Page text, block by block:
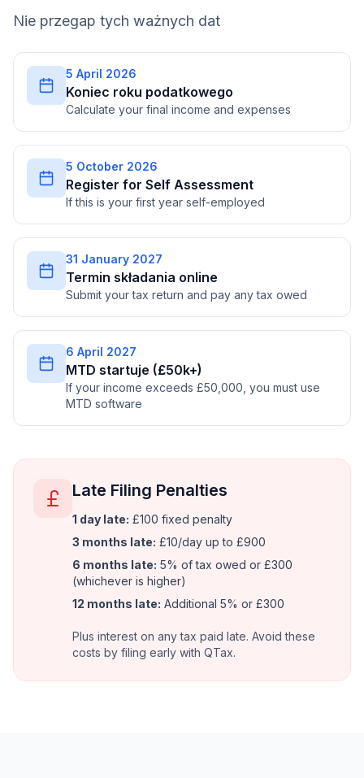
Nie przegap tych ważnych dat
5 April 2026
Koniec roku podatkowego
Calculate your final income and expenses
5 October 2026
Register for Self Assessment
If this is your first year self-employed
31 January 2027
Termin składania online
Submit your tax return and pay any tax owed
6 April 2027
MTD startuje (£50k+)
If your income exceeds £50,000, you must use
MTD software
Late Filing Penalties
1 day late: £100 fixed penalty
3 months late: £10/day up to £900
6 months late: 5% of tax owed or £300
(whichever is higher)
12 months late: Additional 5% or £300
Plus interest on any tax paid late. Avoid these
costs by filing early with QTax.